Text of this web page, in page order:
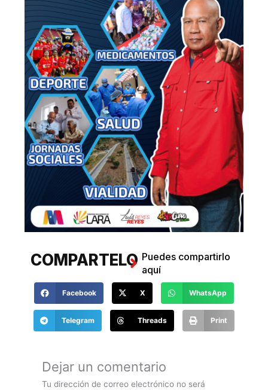
COMPARTELO Puedes compartirlo
aquí
Facebook X WhatsApp
Telegram Threads Print
Dejar un comentario
Tu dirección de correo electrónico no será